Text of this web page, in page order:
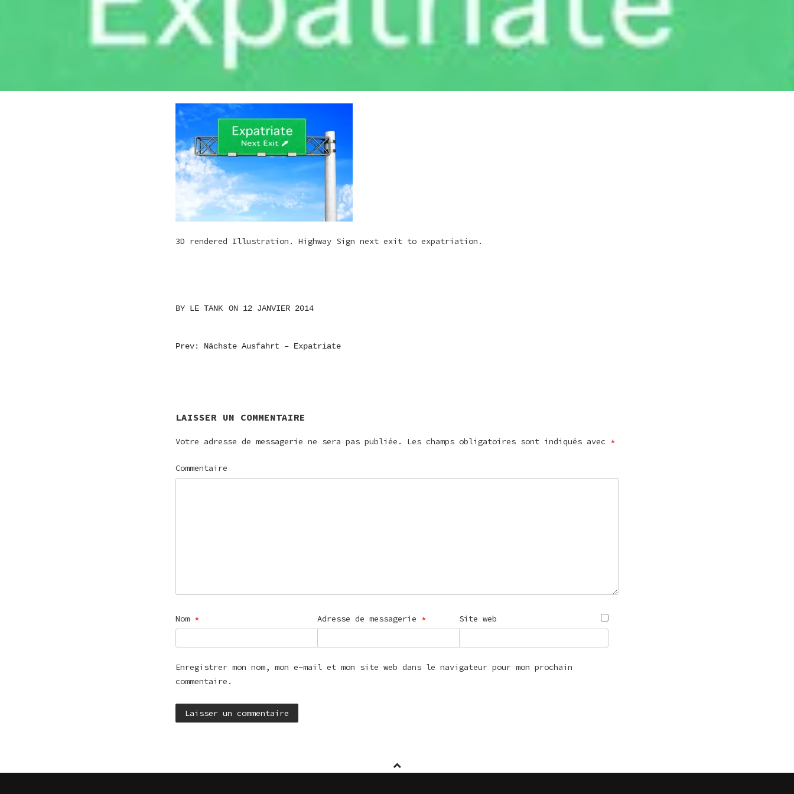
3D rendered Illustration. Highway Sign next exit to expatriation.
BY LE TANK ON 12 JANVIER 2014
NAVIGATION
Prev: Nächste Ausfahrt – Expatriate
LAISSER UN COMMENTAIRE
Votre adresse de messagerie ne sera pas publiée. Les champs obligatoires sont indiqués avec *
Commentaire
Nom * Adresse de messagerie * Site web
Enregistrer mon nom, mon e-mail et mon site web dans le navigateur pour mon prochain
commentaire.